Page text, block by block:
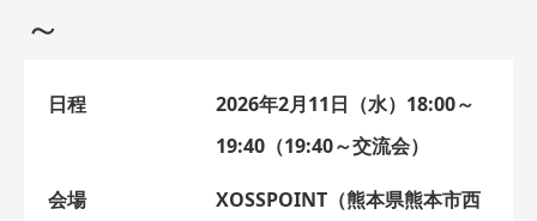
～
日程
2026年2月11日（水）18:00～
19:40（19:40～交流会）
会場
XOSSPOINT（熊本県熊本市西